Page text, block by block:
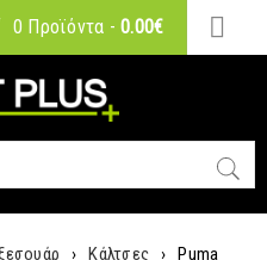
0 Προϊόντα - 0.00€
› Κάλτσες ›
Puma